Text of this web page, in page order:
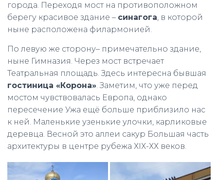
города. Переходя мост на противоположном
берегу красивое здание – синагога, в которой
ныне расположена филармонией.
По левую же сторону– примечательно здание,
ныне Гимназия. Через мост встречает
Театральная площадь. Здесь интересна бывшая
гостиница «Корона». Заметим, что уже перед
мостом чувствовалась Европа, однако
пересечение Ужа ещё больше приблизило нас
к ней. Маленькие узенькие улочки, карликовые
деревца. Весной это аллеи сакур Большая часть
архитектуры в центре рубежа ХІХ-ХХ веков.